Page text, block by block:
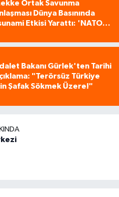
Ortak Savunma
Dünya Basınında
Etkisi Yarattı: 'NATO
Bakanı Gürlek'ten Tarihi
"Terörsüz Türkiye
Şafak Sökmek Üzere!"